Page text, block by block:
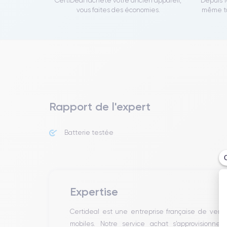
vous faites des économies.
même
Rapport de l'expert
Batterie testée
Expertise
Certideal est une entreprise française de
mobiles. Notre service achat